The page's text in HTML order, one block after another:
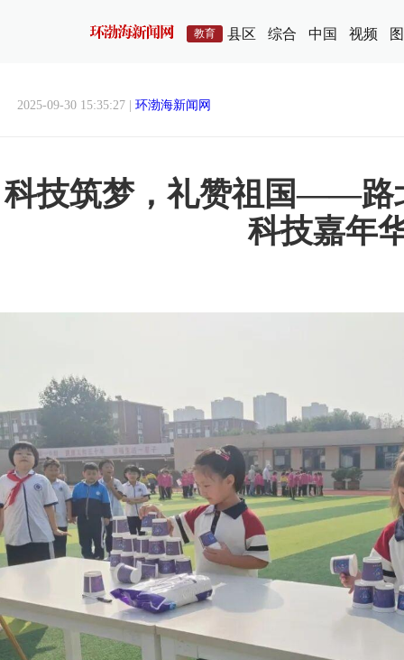
教育 县区 综合 中国 视频
2025-09-30 15:35:27 | 环渤海新闻网
科技筑梦，礼赞祖国——路
科技嘉年